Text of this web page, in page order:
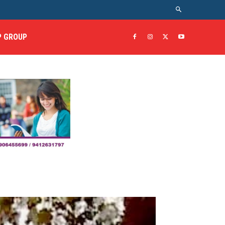
GROUP